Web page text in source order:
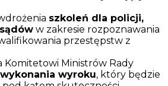
szkoleń dla policji,
w zakresie rozpoznawania
przestępstw z
Komitetowi Ministrów Rady
wyroku, który będzie